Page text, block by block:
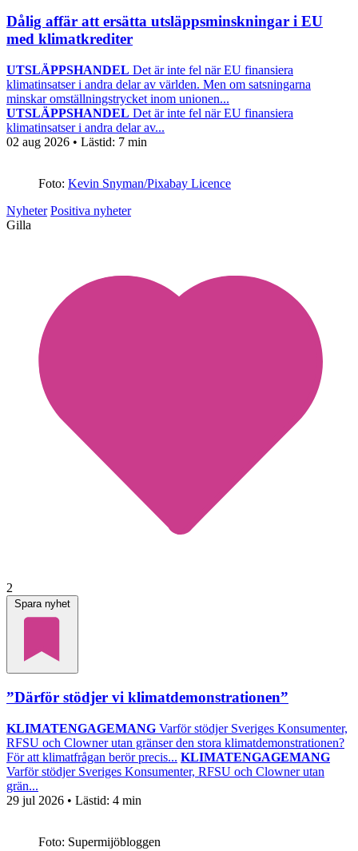
Dålig affär att ersätta utsläppsminskningar i EU
med klimatkrediter
UTSLÄPPSHANDEL Det är inte fel när EU finansiera
klimatinsatser i andra delar av världen. Men om satsningarna
minskar omställningstrycket inom unionen...
UTSLÄPPSHANDEL Det är inte fel när EU finansiera
klimatinsatser i andra delar av...
02 aug 2026 • Lästid: 7 min
Foto: Kevin Snyman/Pixabay Licence
Nyheter Positiva nyheter
Gilla
2
Spara nyhet
”Därför stödjer vi klimatdemonstrationen”
KLIMATENGAGEMANG Varför stödjer Sveriges Konsumenter,
RFSU och Clowner utan gränser den stora klimatdemonstrationen?
För att klimatfrågan berör precis... KLIMATENGAGEMANG
Varför stödjer Sveriges Konsumenter, RFSU och Clowner utan
grän...
29 jul 2026 • Lästid: 4 min
Foto: Supermijöbloggen